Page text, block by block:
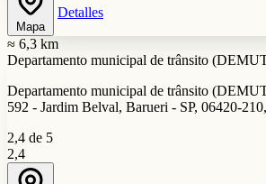
Mapa
Detalles
≈ 6,3 km
Departamento municipal de trânsito
Departamento municipal de trânsito
592 - Jardim Belval, Barueri - SP, 06420-
2,4 de 5
2,4